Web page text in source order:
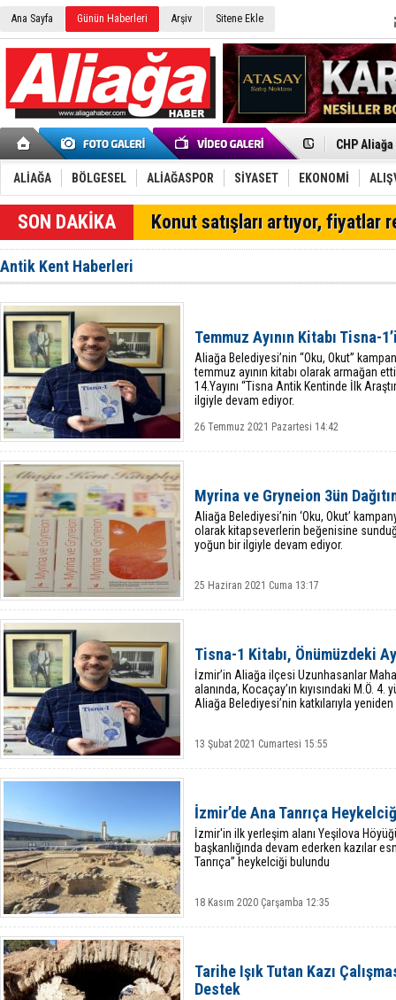
Ana Sayfa Günün Haberleri Arşiv Sitene Ekle
CHP
Çağrısı
Onat
Menemen
Aliağa'da
Furkan
Chp
Trafiği
Chp
ALİAĞA BÖLGESEL ALİAĞASPOR SİYASET EKONOMİ
SON DAKİKA Konut satışları artıyor, fiyatlar
Antik Kent Haberleri
Temmuz Ayının Kitabı Tisna-
Aliağa Belediyesi’nin “Oku, Okut”
temmuz ayının kitabı olarak armağan
14.Yayını “Tisna Antik Kentinde İlk
ilgiyle devam ediyor.
26 Temmuz 2021 Pazartesi 14:42
Myrina ve Gryneion 3ün
Aliağa Belediyesi’nin ‘Oku, Okut’
olarak kitapseverlerin beğenisine
yoğun bir ilgiyle devam ediyor.
25 Haziran 2021 Cuma 13:17
Tisna-1 Kitabı, Önümüzdeki
İzmir’in Aliağa ilçesi Uzunhasanlar
alanında, Kocaçay’ın kıyısındaki M.Ö.
Aliağa Belediyesi’nin katkılarıyla
13 Şubat 2021 Cumartesi 15:55
İzmir’de Ana Tanrıça
İzmir'in ilk yerleşim alanı Yeşilova
başkanlığında devam ederken kazılar
Tanrıça” heykelciği bulundu
18 Kasım 2020 Çarşamba 12:35
Tarihe Işık Tutan Kazı
Destek